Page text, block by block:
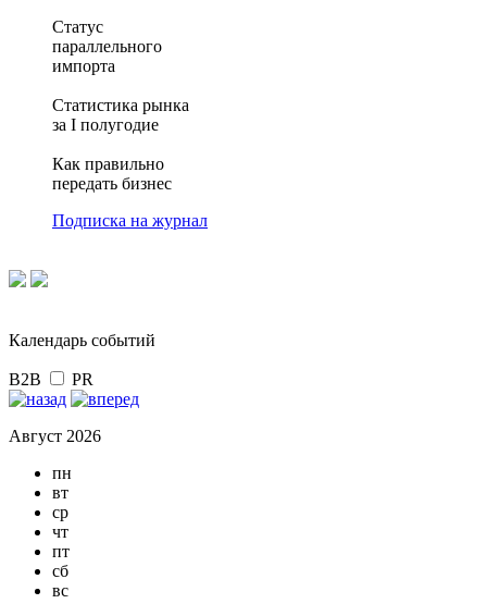
Статус
параллельного
импорта
Статистика рынка
за I полугодие
Как правильно
передать бизнес
Подписка на журнал
Календарь событий
B2B PR
Август 2026
пн
вт
ср
чт
пт
сб
вс